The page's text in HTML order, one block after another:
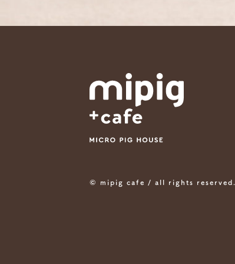
© mipig cafe / all rights reserved.